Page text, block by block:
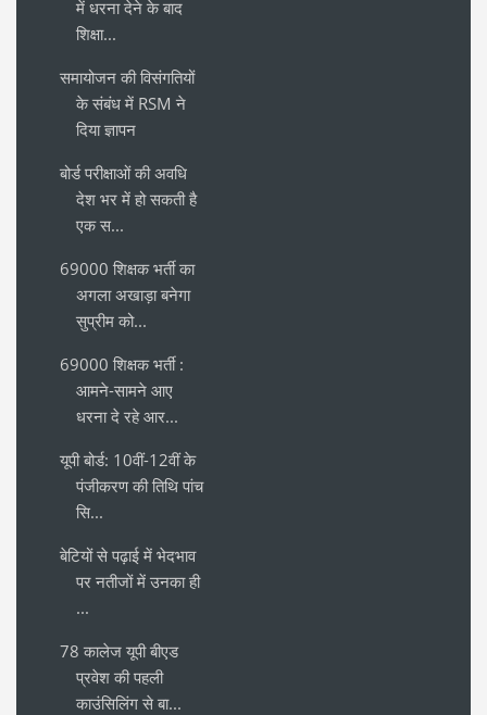
में धरना देने के बाद
शिक्षा...
समायोजन की विसंगतियों
के संबंध में RSM ने
दिया ज्ञापन
बोर्ड परीक्षाओं की अवधि
देश भर में हो सकती है
एक स...
69000 शिक्षक भर्ती का
अगला अखाड़ा बनेगा
सुप्रीम को...
69000 शिक्षक भर्ती :
आमने-सामने आए
धरना दे रहे आर...
यूपी बोर्ड: 10वीं-12वीं के
पंजीकरण की तिथि पांच
सि...
बेटियों से पढ़ाई में भेदभाव
पर नतीजों में उनका ही
...
78 कालेज यूपी बीएड
प्रवेश की पहली
काउंसिलिंग से बा...